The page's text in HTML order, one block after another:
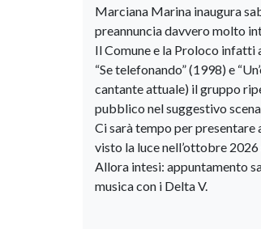
Marciana Marina inaugura
preannuncia davvero molto
Il Comune e la Proloco infatti
“Se telefonando” (1998) e
cantante attuale) il gruppo
pubblico nel suggestivo
Ci sarà tempo per presentare
visto la luce nell’ottobre
Allora intesi: appuntamento
musica con i Delta V.